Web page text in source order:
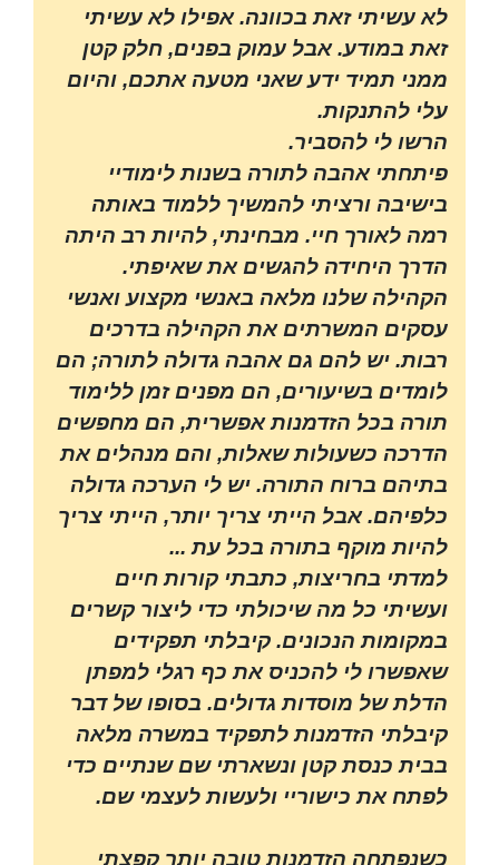
לא עשיתי זאת בכוונה. אפילו לא עשיתי
זאת במודע. אבל עמוק בפנים, חלק קטן
ממני תמיד ידע שאני מטעה אתכם, והיום
עלי להתנקות.
הרשו לי להסביר.
פיתחתי אהבה לתורה בשנות לימודיי
בישיבה ורציתי להמשיך ללמוד באותה
רמה לאורך חיי. מבחינתי, להיות רב היתה
הדרך היחידה להגשים את שאיפתי.
הקהילה שלנו מלאה באנשי מקצוע ואנשי
עסקים המשרתים את הקהילה בדרכים
רבות. יש להם גם אהבה גדולה לתורה; הם
לומדים בשיעורים, הם מפנים זמן ללימוד
תורה בכל הזדמנות אפשרית, הם מחפשים
הדרכה כשעולות שאלות, והם מנהלים את
בתיהם ברוח התורה. יש לי הערכה גדולה
כלפיהם. אבל הייתי צריך יותר, הייתי צריך
להיות מוקף בתורה בכל עת ...
למדתי בחריצות, כתבתי קורות חיים
ועשיתי כל מה שיכולתי כדי ליצור קשרים
במקומות הנכונים. קיבלתי תפקידים
שאפשרו לי להכניס את כף רגלי למפתן
הדלת של מוסדות גדולים. בסופו של דבר
קיבלתי הזדמנות לתפקיד במשרה מלאה
בבית כנסת קטן ונשארתי שם שנתיים כדי
לפתח את כישוריי ולעשות לעצמי שם.
כשנפתחה הזדמנות טובה יותר קפצתי